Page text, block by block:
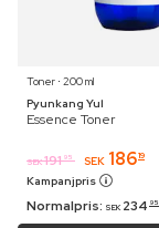
Toner ⋅ 200 ml
Pyunkang Yul
Essence Toner
SEK 191 95 SEK 18619
Kampanjpris
Normalpris: SEK 234 95